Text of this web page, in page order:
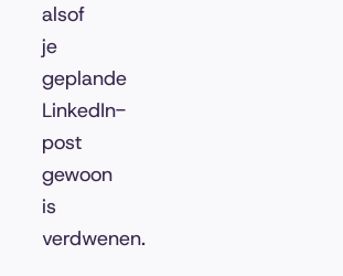
alsof
je
geplande
LinkedIn-
post
gewoon
is
verdwenen.